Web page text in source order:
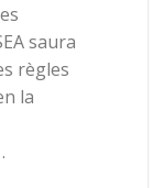
saura
règles
la